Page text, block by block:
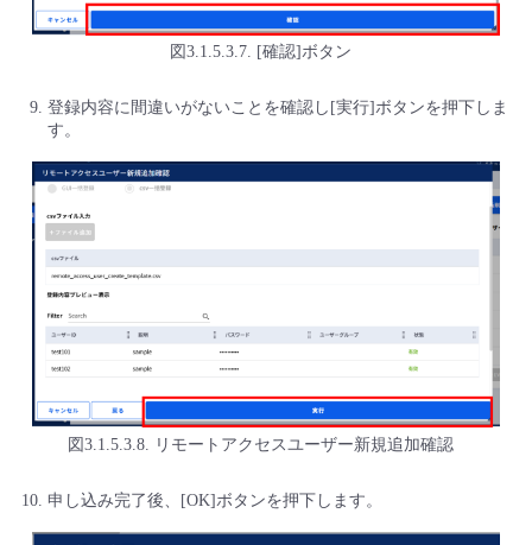
図3.1.5.3.7. [確認]ボタン
登録内容に間違いがないことを確認し[実行]ボタンを押下しま
す。
図3.1.5.3.8. リモートアクセスユーザー新規追加確認
申し込み完了後、[OK]ボタンを押下します。